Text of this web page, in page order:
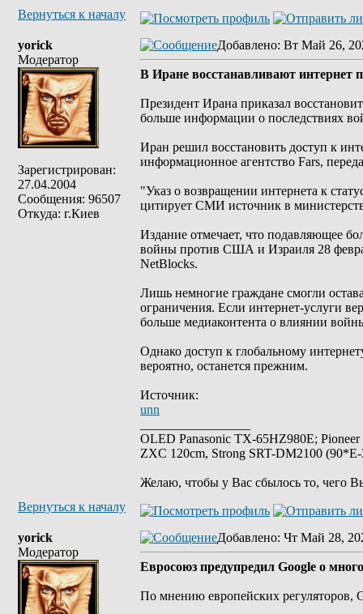
Вернуться к началу
yorick
Модератор
Зарегистрирован:
27.04.2004
Сообщения: 96507
Откуда: г.Киев
Добавлено: Вт Май 26,
В Иране восстанавливают
Президент Ирана приказал
больше информации о последствиях
Иран решил восстановить доступ к
информационное агентство Fars,
"Указ о возвращении интернета к
цитирует СМИ источник в
Издание отмечает, что подавляющее
войны против США и Израиля 28
NetBlocks.
Лишь немногие граждане смогли
ограничения. Если интернет-услуги
больше медиаконтента о влиянии
Однако доступ к глобальному
вероятно, останется прежним.
Источник:
unn
OLED Panasonic TX-65HZ980E;
ZXC 120cm, Strong SRT-DM2100
Желаю, чтобы у Вас сбылось то, чего
Вернуться к началу
yorick
Модератор
Добавлено: Чт Май 28,
Евросоюз предупредил Google о
По мнению европейских регуляторов,